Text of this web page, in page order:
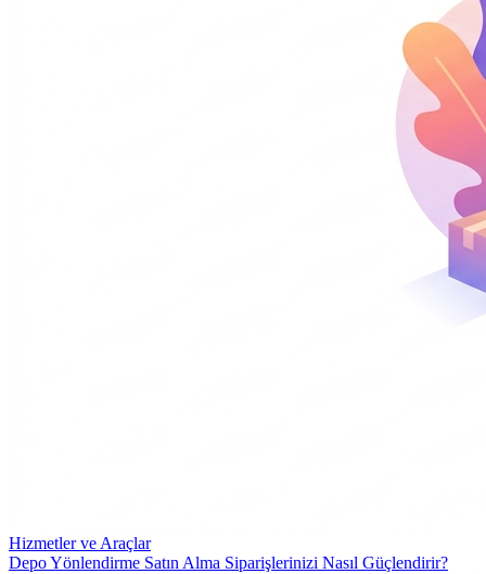
Hizmetler ve Araçlar
Depo Yönlendirme Satın Alma Siparişlerinizi Nasıl Güçlendirir?